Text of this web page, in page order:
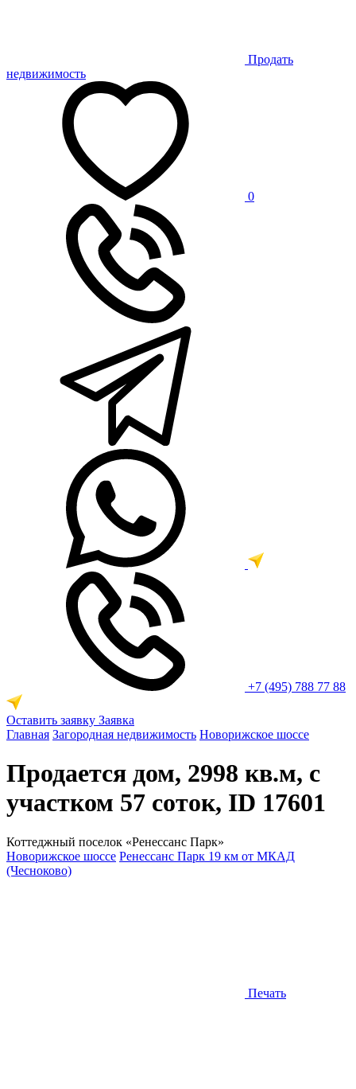
Продать
недвижимость
0
+7 (495) 788 77 88
Оставить заявку Заявка
Главная Загородная недвижимость Новорижское шоссе
Продается дом, 2998 кв.м, с
участком 57 соток, ID 17601
Коттеджный поселок «Ренессанс Парк»
Новорижское шоссе Ренессанс Парк 19 км от МКАД
(Чесноково)
Печать